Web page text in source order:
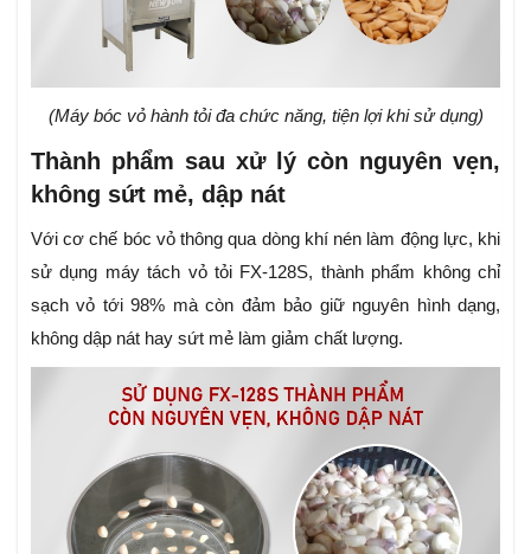
(Máy bóc vỏ hành tỏi đa chức năng, tiện lợi khi sử dụng)
Thành phẩm sau xử lý còn nguyên vẹn,
không sứt mẻ, dập nát
Với cơ chế bóc vỏ thông qua dòng khí nén làm động lực, khi
sử dụng máy tách vỏ tỏi FX-128S, thành phẩm không chỉ
sạch vỏ tới 98% mà còn đảm bảo giữ nguyên hình dạng,
không dập nát hay sứt mẻ làm giảm chất lượng.